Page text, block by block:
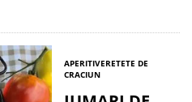
APERITIVERETETE DE
CRACIUN